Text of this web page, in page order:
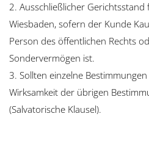
2. Ausschließlicher Gerichtsstand
Wiesbaden, sofern der Kunde
Person des öffentlichen Rechts
Sondervermögen ist.
3. Sollten einzelne
Wirksamkeit der übrigen
(Salvatorische Klausel).